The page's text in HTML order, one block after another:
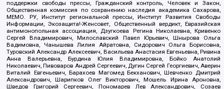
поддержки свободы прессы, Гражданский контроль, Человек и Закон,
Общественная комиссия по сохранению наследия академика Сахарова,
МЕМО. РУ, Институт региональной прессы, Институт Развития Свободы
Информации, Экозащита!-Женсовет, Общественный вердикт, Евразийская
антимонопольная ассоциация, Дзугкоева Регина Николаевна, Кривенко
Сергей Владимирович, Милославский Павел Юрьевич, Шнырова Ольга
Вадимовна, Чанышева Лилия Айратовна, Сидорович Ольга Борисовна,
Туровский Александр Алексеевич, Васильева Анастасия Евгеньевна, Ривина
Анна Валерьевна, Бурдина Юлия Владимировна, Бойко Анатолий
Николаевич, Пивоваров Андрей Сергеевич, Дугин Сергей Георгиевич, Аверин
Виталий Евгеньевич, Барахоев Магомед Бекханович, Шевченко Дмитрий
Александрович, Шарипков Олег Викторович, Мошель Ирина Ароновна,
Шведов Григорий Сергеевич, Пономарев Лев Александрович, Созаев